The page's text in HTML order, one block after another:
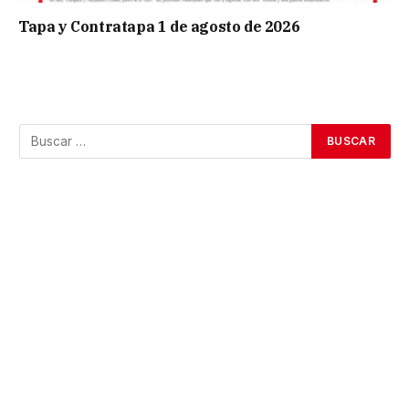
Tapa y Contratapa 1 de agosto de 2026